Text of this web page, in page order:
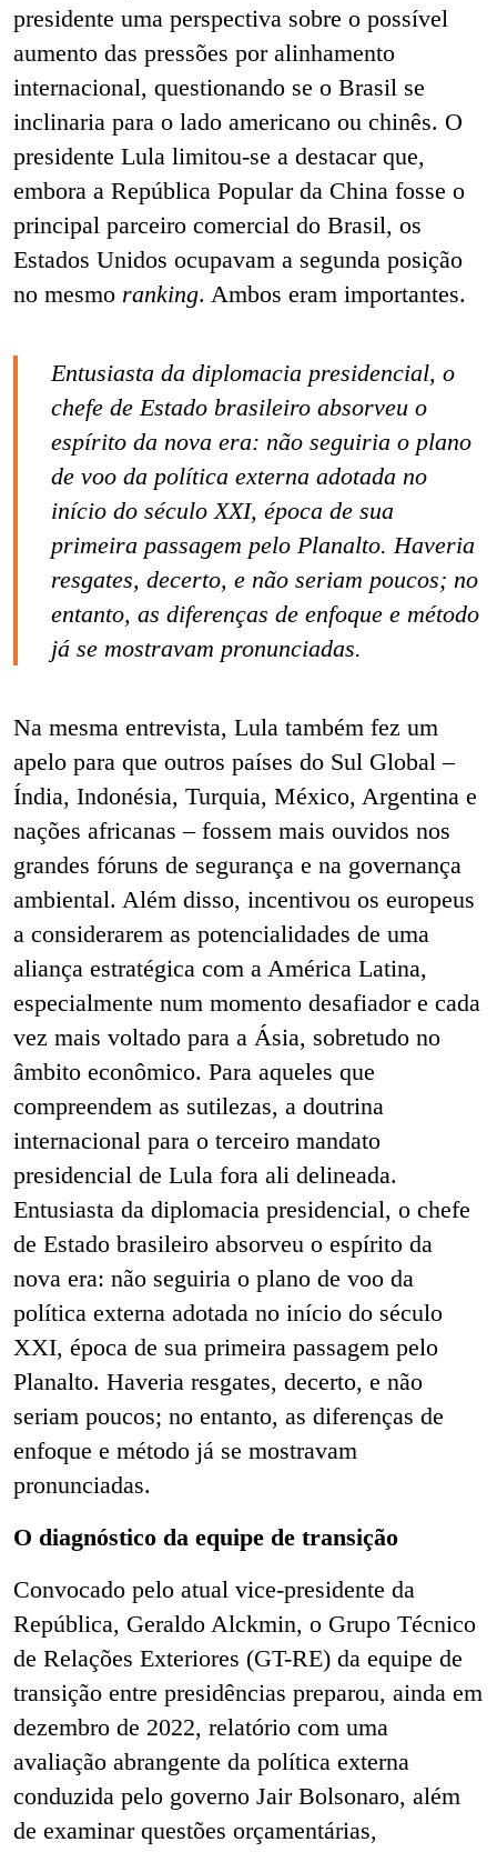
presidente uma perspectiva sobre o possível
aumento das pressões por alinhamento
internacional, questionando se o Brasil se
inclinaria para o lado americano ou chinês. O
presidente Lula limitou-se a destacar que,
embora a República Popular da China fosse o
principal parceiro comercial do Brasil, os
Estados Unidos ocupavam a segunda posição
no mesmo ranking. Ambos eram importantes.
Entusiasta da diplomacia presidencial, o
chefe de Estado brasileiro absorveu o
espírito da nova era: não seguiria o plano
de voo da política externa adotada no
início do século XXI, época de sua
primeira passagem pelo Planalto. Haveria
resgates, decerto, e não seriam poucos; no
entanto, as diferenças de enfoque e método
já se mostravam pronunciadas.
Na mesma entrevista, Lula também fez um
apelo para que outros países do Sul Global –
Índia, Indonésia, Turquia, México, Argentina e
nações africanas – fossem mais ouvidos nos
grandes fóruns de segurança e na governança
ambiental. Além disso, incentivou os europeus
a considerarem as potencialidades de uma
aliança estratégica com a América Latina,
especialmente num momento desafiador e cada
vez mais voltado para a Ásia, sobretudo no
âmbito econômico. Para aqueles que
compreendem as sutilezas, a doutrina
internacional para o terceiro mandato
presidencial de Lula fora ali delineada.
Entusiasta da diplomacia presidencial, o chefe
de Estado brasileiro absorveu o espírito da
nova era: não seguiria o plano de voo da
política externa adotada no início do século
XXI, época de sua primeira passagem pelo
Planalto. Haveria resgates, decerto, e não
seriam poucos; no entanto, as diferenças de
enfoque e método já se mostravam
pronunciadas.
O diagnóstico da equipe de transição
Convocado pelo atual vice-presidente da
República, Geraldo Alckmin, o Grupo Técnico
de Relações Exteriores (GT-RE) da equipe de
transição entre presidências preparou, ainda em
dezembro de 2022, relatório com uma
avaliação abrangente da política externa
conduzida pelo governo Jair Bolsonaro, além
de examinar questões orçamentárias,